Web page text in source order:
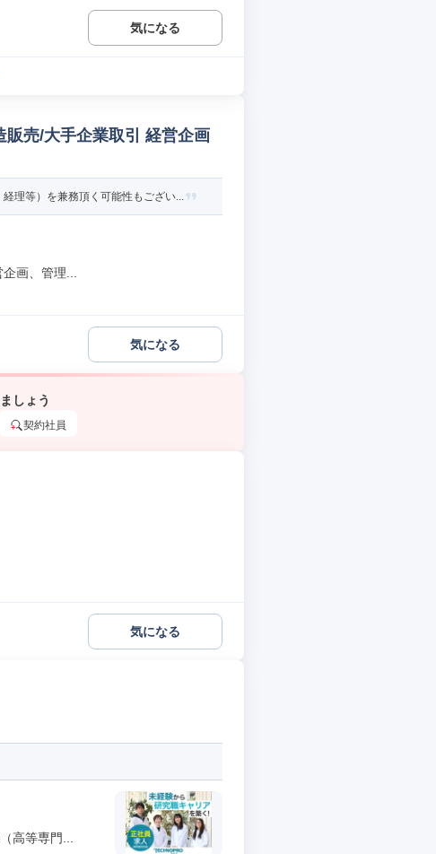
気になる
販売/大手企業取引 経営企画
理等）を兼務頂く可能性もござい...
画、管理...
気になる
しょう
契約社員
気になる
高等専門...